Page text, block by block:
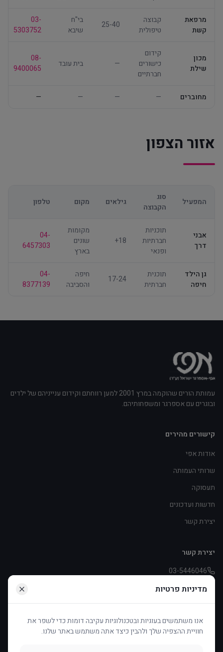
מרפאת
קשת
קבוצה
טיפולית
25-40
בי"ח
שיבא
03-
5303752
מכון
שילת
קידום
כישורים
חברתיים
— בית עובד
08-
9400065
מחוברים —
—
—
—
אזור הצפון
המפעיל
סוג
הקבוצה
גילאים מקום טלפון
אבני
דרך
תוכניות
חברתיות
ופנאי
18+
מקומות
שונים
בארץ
04-
6457303
גן הילד
חיפה
תוכנית
חברתית
17-24
חיפה
והסביבה
04-
8377139
עמותת הורים שהוקמה במרץ 2001 למען רווחתם וקידום ענייניהם של ילדים
ובוגרים עם אספרגר ומשפחותיהם.
קישורים מהירים
אודות אפי
שרותי העמותה
תעסוקה
חדשות ועדכונים
יצירת קשר
יצירת קשר
03-5446046
pniot.effie@asperger.org.il
דיזינגוף 253, תל אביב
תמכו בנו
מדיניות פרטיות
אנו משתמשים בעוגיות ובטכנולוגיות עקיבה דומות כדי לשפר את
חוויית ההצפיה שלך ולהבין כיצד אתה משתמש באתר שלנו.